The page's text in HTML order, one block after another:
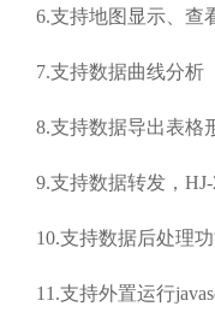
6.支持地图显示、查
7.支持数据曲线分析
8.支持数据导出表格
9.支持数据转发，
10.支持数据后处理
11.支持外置运行